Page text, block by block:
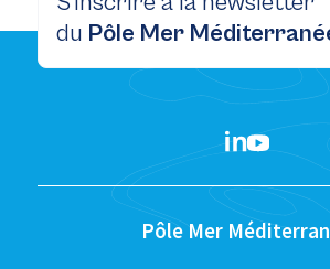
du Pôle Mer
Pôle Mer